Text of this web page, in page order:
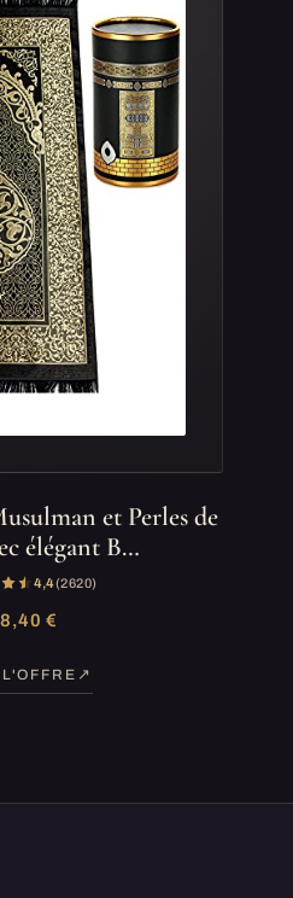
et Perles de
élégant B…
4,4(2 620)
€